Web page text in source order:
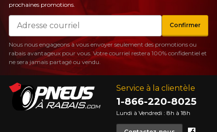
Service à la clientèle
1-866-220-8025
Lundi à Vendredi : 8h à 18h
prochaines promotions.
Courriel
Confirmer
Nous nous engageons à vous envoyer seulement des promotions ou
rabais avantageux pour vous. Votre courriel restera 100% confidentiel et
ne sera jamais partagé ou vendu.